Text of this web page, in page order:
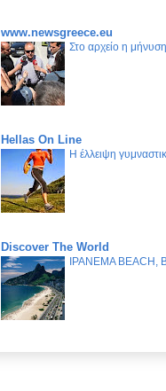
www.newsgreece.eu
Στο αρχείο η
Hellas On Line
Η έλλειψη
Discover The World
IPANEMA BEACH,